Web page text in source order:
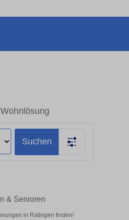
Suchen
& Senioren
in Ratingen finden!